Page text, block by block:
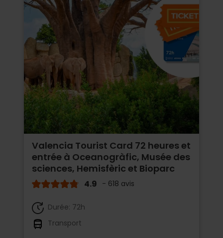
Valencia Tourist Card 72 heures et
entrée à Oceanogràfic, Musée des
sciences, Hemisfèric et Bioparc
4.9 - 618 avis
Durée: 72h
Transport